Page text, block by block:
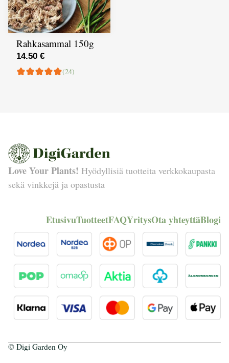
Rahkasammal 150g
14.50 €
(24)
Love Your Plants! Hyödyllisiä tuotteita verkkokaupasta
sekä vinkkejä ja opastusta
EtusivuTuotteetFAQYritysOta yhteyttäBlogi
© Digi Garden Oy